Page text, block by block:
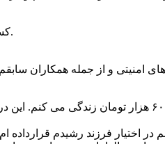
کسانی ست که این وضعیت را در این سالها برایم ترتیب داده اند.
بیش از ۶ سال است که فقط بادرآمد ۵۰۰ الی ۶۰۰
فرزند رشیدم قرارداده